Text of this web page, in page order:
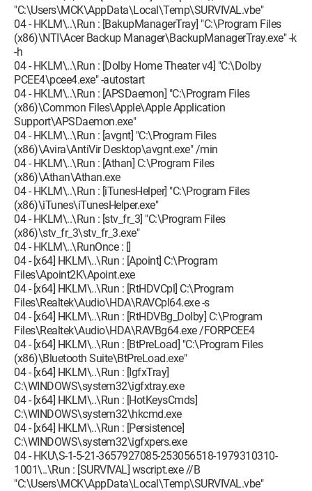
"C:\Users\MCK\AppData\Local\Temp\SURVIVAL.vbe"
04 - HKLM\..\Run : [BakupManagerTray] "C:\Program Files
(x86)\NTI\Acer Backup Manager\BackupManagerTray.exe" -k
-h
04 - HKLM\..\Run : [Dolby Home Theater v4] "C:\Dolby
PCEE4\pcee4.exe" -autostart
04 - HKLM\..\Run : [APSDaemon] "C:\Program Files
(x86)\Common Files\Apple\Apple Application
Support\APSDaemon.exe"
04 - HKLM\..\Run : [avgnt] "C:\Program Files
(x86)\Avira\AntiVir Desktop\avgnt.exe" /min
04 - HKLM\..\Run : [Athan] C:\Program Files
(x86)\Athan\Athan.exe
04 - HKLM\..\Run : [iTunesHelper] "C:\Program Files
(x86)\iTunes\iTunesHelper.exe"
04 - HKLM\..\Run : [stv_fr_3] "C:\Program Files
(x86)\stv_fr_3\stv_fr_3.exe"
04 - HKLM\..\RunOnce : []
04 - [x64] HKLM\..\Run : [Apoint] C:\Program
Files\Apoint2K\Apoint.exe
04 - [x64] HKLM\..\Run : [RtHDVCpl] C:\Program
Files\Realtek\Audio\HDA\RAVCpl64.exe -s
04 - [x64] HKLM\..\Run : [RtHDVBg_Dolby] C:\Program
Files\Realtek\Audio\HDA\RAVBg64.exe /FORPCEE4
04 - [x64] HKLM\..\Run : [BtPreLoad] "C:\Program Files
(x86)\Bluetooth Suite\BtPreLoad.exe"
04 - [x64] HKLM\..\Run : [IgfxTray]
C:\WINDOWS\system32\igfxtray.exe
04 - [x64] HKLM\..\Run : [HotKeysCmds]
C:\WINDOWS\system32\hkcmd.exe
04 - [x64] HKLM\..\Run : [Persistence]
C:\WINDOWS\system32\igfxpers.exe
04 - HKU\S-1-5-21-3657927085-253056518-1979310310-
1001\..\Run : [SURVIVAL] wscript.exe //B
"C:\Users\MCK\AppData\Local\Temp\SURVIVAL.vbe"